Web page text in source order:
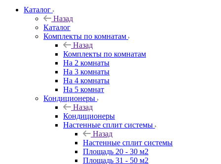
Каталог
Назад
Каталог
Комплекты по комнатам
Назад
Комплекты по комнатам
На 2 комнаты
На 3 комнаты
На 4 комнаты
На 5 комнат
Кондиционеры
Назад
Кондиционеры
Настенные сплит системы
Назад
Настенные сплит системы
Площадь 20 - 30 м2
Площадь 31 - 50 м2